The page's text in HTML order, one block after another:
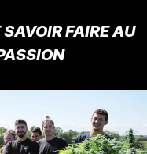
FAIRE AU